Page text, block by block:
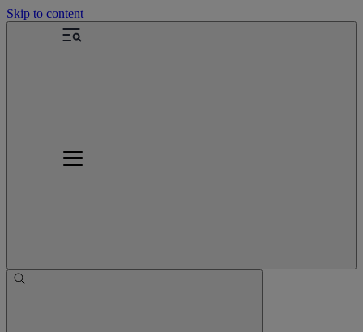
Skip to content